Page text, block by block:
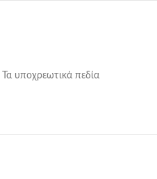
Τα υποχρεωτικά πεδία